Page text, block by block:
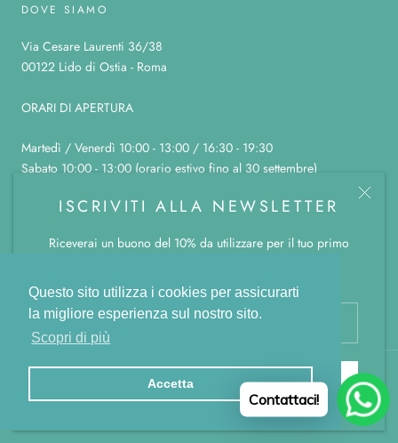
Questo sito utilizza i cookies per assicurarti
la migliore esperienza sul nostro sito.
Scopri di più
Accetta
ISCRIVITI ALLA NEWSLETTER
Riceverai un buono del 10% da utilizzare per il tuo primo
SUBSCRIBE
DOVE SIAMO
Via Cesare Laurenti 36/38
00122 Lido di Ostia - Roma
ORARI DI APERTURA
Martedì / Venerdì 10:00 - 13:00 / 16:30 - 19:30
Sabato 10:00 - 13:00 (orario estivo fino al 30 settembre)
Powered by Shopify
Contattaci!